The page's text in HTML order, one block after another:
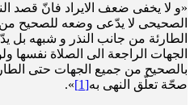
«و لا یخفی ضعف الایراد فانّ قصد
الصحیحی لا یدّعی وضعه للصحیح
الطارئة من جانب النذر و شبهه
الجهات الراجعة الی الصلاة نفسها
بالصحیح من جمیع الجهات حتی
صحّة تعلّق النهی به[1]
».